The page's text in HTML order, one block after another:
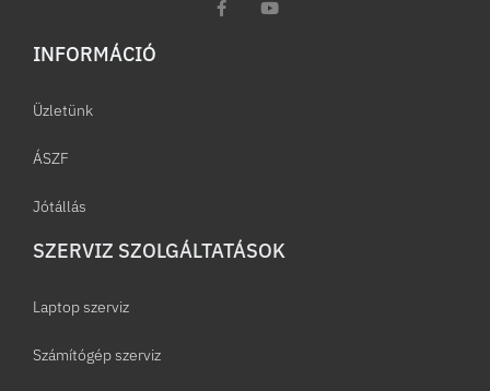
INFORMÁCIÓ​
Üzletünk
ÁSZF
Jótállás
SZERVIZ SZOLGÁLTATÁSOK
Laptop szerviz
Számítógép szerviz